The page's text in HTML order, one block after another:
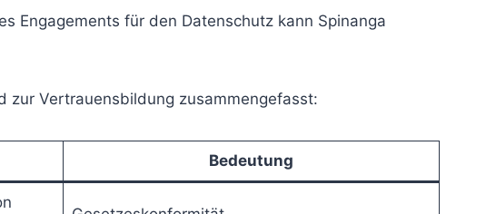
Engagements für den Datenschutz kann Spinanga
zur Vertrauensbildung zusammengefasst:
Bedeutung